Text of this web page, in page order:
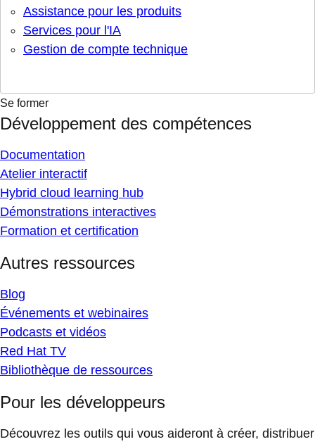
Assistance pour les produits
Services pour l'IA
Gestion de compte technique
Se former
Développement des compétences
Documentation
Atelier interactif
Hybrid cloud learning hub
Démonstrations interactives
Formation et certification
Autres ressources
Blog
Événements et webinaires
Podcasts et vidéos
Red Hat TV
Bibliothèque de ressources
Pour les développeurs
Découvrez les outils qui vous aideront à créer, distribuer